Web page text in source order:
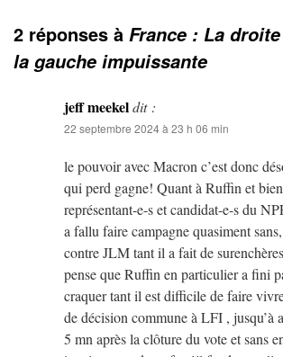
2 réponses à France : La
la gauche impuissante
jeff meekeldit :
22 septembre 2024 à 23 h 06 min
le pouvoir avec Macron c’est donc
qui perd gagne! Quant à Ruffin et
représentant-e-s et candidat-e-s du
a fallu faire campagne quasiment
contre JLM tant il a fait de
pense que Ruffin en particulier a fini
craquer tant il est difficile de faire
de décision commune à LFI , jusqu’à
5 mn après la clôture du vote et sans